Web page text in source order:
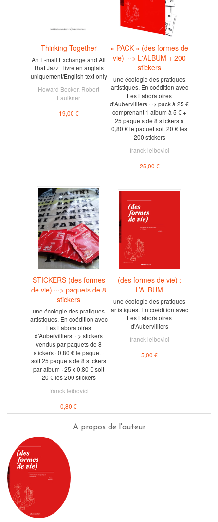
Thinking Together
An E-mail Exchange and All
That Jazz · livre en anglais
uniquement/English text only
Howard Becker, Robert
Faulkner
19,00 €
« PACK » (des formes de
vie) ···> L'ALBUM + 200
stickers
une écologie des pratiques
artistiques. En coédition avec
Les Laboratoires
d'Aubervilliers ···> pack à 25 €
comprenant 1 album à 5 € +
25 paquets de 8 stickers à
0,80 € le paquet soit 20 € les
200 stickers
franck leibovici
25,00 €
STICKERS (des formes
de vie) ···> paquets de 8
stickers
une écologie des pratiques
artistiques. En coédition avec
Les Laboratoires
d'Aubervilliers ···> stickers
vendus par paquets de 8
stickers · 0,80 € le paquet ·
soit 25 paquets de 8 stickers
par album · 25 x 0,80 € soit
20 € les 200 stickers
franck leibovici
0,80 €
(des formes de vie) :
L’ALBUM
une écologie des pratiques
artistiques. En coédition avec
Les Laboratoires
d'Aubervilliers
franck leibovici
5,00 €
A propos de l'auteur